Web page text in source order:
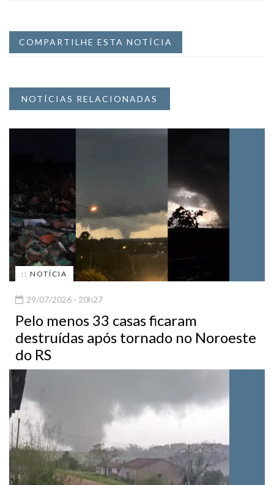
COMPARTILHE ESTA NOTÍCIA
NOTÍCIAS RELACIONADAS
:: NOTÍCIA
29/07/2026 - 20h27
Pelo menos 33 casas ficaram
destruídas após tornado no Noroeste
do RS